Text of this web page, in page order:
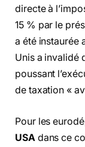
directe à
15 % par le
a été instaurée
Unis a invalidé
poussant
de taxation «
Pour les
USAdans ce